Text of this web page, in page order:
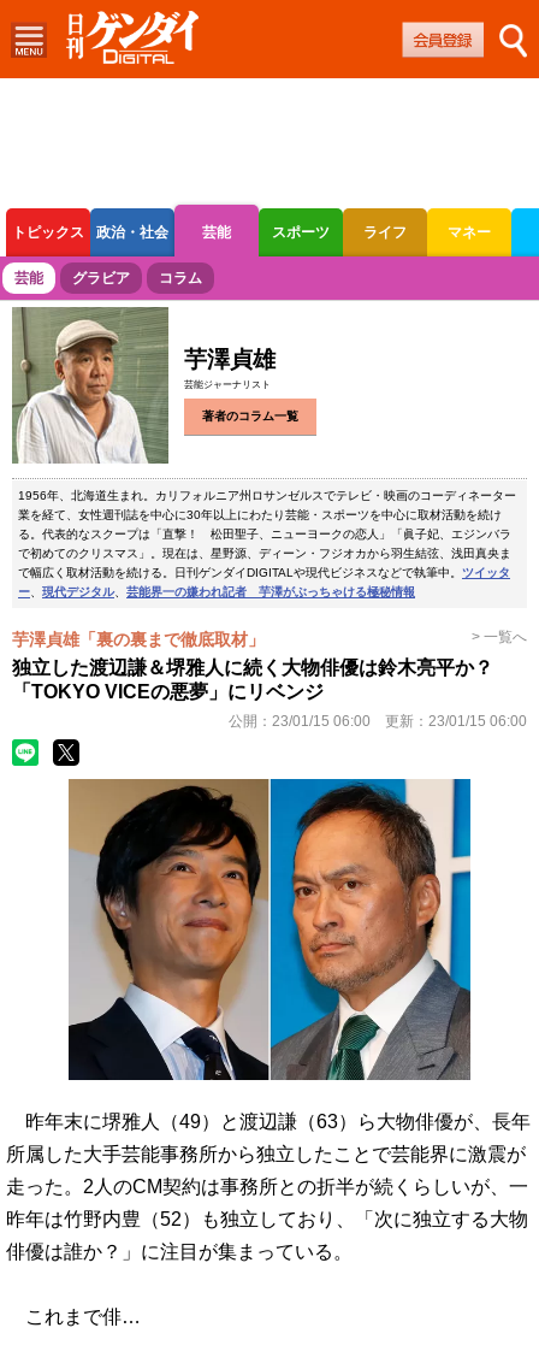
トピックス 政治・社会 芸能 スポーツ ライフ マネー
ボートレース 競輪 オートレース
芸能 グラビア コラム
芋澤貞雄
芸能ジャーナリスト
著者のコラム一覧
1956年、北海道生まれ。カリフォルニア州ロサンゼルスでテレビ・映画のコーディネーター
業を経て、女性週刊誌を中心に30年以上にわたり芸能・スポーツを中心に取材活動を続け
る。代表的なスクープは「直撃！ 松田聖子、ニューヨークの恋人」「眞子妃、エジンバラ
で初めてのクリスマス」。現在は、星野源、ディーン・フジオカから羽生結弦、浅田真央ま
で幅広く取材活動を続ける。日刊ゲンダイDIGITALや現代ビジネスなどで執筆中。 ツイッタ
ー
現代デジタル、 芸能界一の嫌われ記者 芋澤がぶっちゃける極秘情報
芋澤貞雄「裏の裏まで徹底取材」 > 一覧へ
独立した渡辺謙＆堺雅人に続く大物俳優は鈴木亮平か？
「TOKYO VICEの悪夢」にリベンジ
公開： 23/01/15 06:00 更新： 23/01/15 06:00
昨年末に堺雅人（49）と渡辺謙（63）ら大物俳優が、長年
所属した大手芸能事務所から独立したことで芸能界に激震が
走った。2人のCM契約は事務所との折半が続くらしいが、一
昨年は竹野内豊（52）も独立しており、「次に独立する大物
俳優は誰か？」に注目が集まっている。
これまで俳…